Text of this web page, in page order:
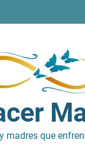
madres que